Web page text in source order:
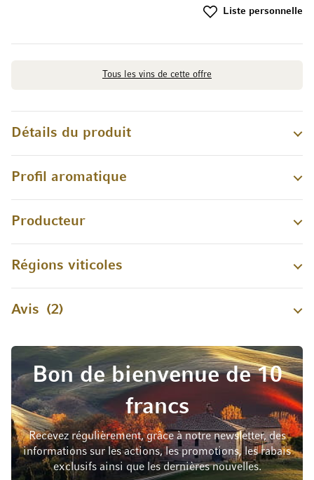
Tous les vins de cette offre
Liste personnelle
Détails du produit
Profil aromatique
Producteur
Régions viticoles
Avis 2
Bon de bienvenue de 10
francs
Recevez régulièrement, grâce à notre newsletter, des
informations sur les actions, les promotions, les rabais
exclusifs ainsi que les dernières nouvelles.